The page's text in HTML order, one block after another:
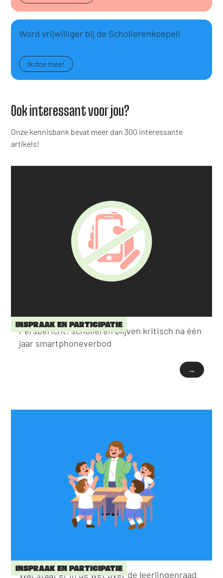
Word vrijwilliger bij de Scholierenkoepel!
Ik doe mee!
Ook interessant voor jou?
Onze kennisbank bevat meer dan 300 interessante
artikels!
INSPRAAK EN PARTICIPATIE
Persbericht: scholieren blijven kritisch na één
jaar smartphoneverbod
→
INSPRAAK EN PARTICIPATIE
Wat staat er in de wet over de leerlingenraad